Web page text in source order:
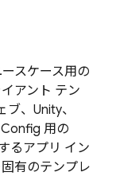
スケース用の
アント テン
、Unity、
用の
るアプリ イン
有のテンプレ